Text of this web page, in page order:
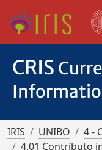
CRIS
IRIS UNIBO
4 -
4.01 Contributo